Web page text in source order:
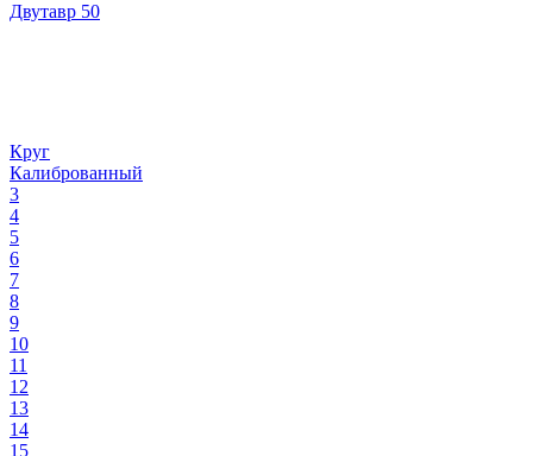
Двутавр 50
Круг
Калиброванный
3
4
5
6
7
8
9
10
11
12
13
14
15